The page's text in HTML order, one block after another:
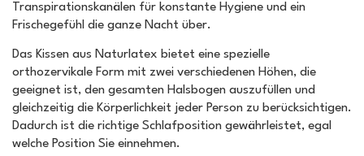
Transpirationskanälen für konstante Hygiene und ein
Frischegefühl die ganze Nacht über.
Das Kissen aus Naturlatex bietet eine spezielle
orthozervikale Form mit zwei verschiedenen Höhen, die
geeignet ist, den gesamten Halsbogen auszufüllen und
gleichzeitig die Körperlichkeit jeder Person zu berücksichtigen.
Dadurch ist die richtige Schlafposition gewährleistet, egal
welche Position Sie einnehmen.